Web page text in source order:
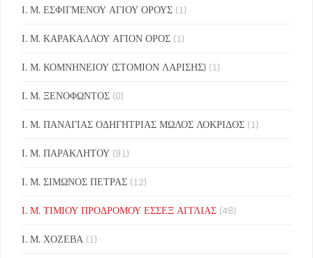
Ι. Μ. ΕΣΦΙΓΜΕΝΟΥ ΑΓΙΟΥ ΟΡΟΥΣ (1)
Ι. Μ. ΚΑΡΑΚΑΛΛΟΥ ΑΓΙΟΝ ΟΡΟΣ (1)
Ι. Μ. ΚΟΜΝΗΝΕΙΟΥ (ΣΤΟΜΙΟΝ ΛΑΡΙΣΗΣ) (1)
Ι. Μ. ΞΕΝΟΦΩΝΤΟΣ (0)
Ι. Μ. ΠΑΝΑΓΙΑΣ ΟΔΗΓΗΤΡΙΑΣ ΜΩΛΟΣ ΛΟΚΡΙΔΟΣ (1)
Ι. Μ. ΠΑΡΑΚΛΗΤΟΥ (91)
Ι. Μ. ΣΙΜΩΝΟΣ ΠΕΤΡΑΣ (12)
Ι. Μ. ΤΙΜΙΟΥ ΠΡΟΔΡΟΜΟΥ ΕΣΣΕΞ ΑΓΓΛΙΑΣ (48)
Ι. Μ. ΧΟΖΕΒΑ (1)